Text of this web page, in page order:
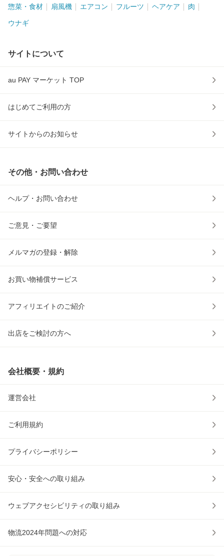
惣菜・食材 扇風機 エアコン フルーツ ヘアケア 肉
ウナギ
サイトについて
au PAY マーケット TOP
はじめてご利用の方
サイトからのお知らせ
その他・お問い合わせ
ヘルプ・お問い合わせ
ご意見・ご要望
メルマガの登録・解除
お買い物補償サービス
アフィリエイトのご紹介
出店をご検討の方へ
会社概要・規約
運営会社
ご利用規約
プライバシーポリシー
安心・安全への取り組み
ウェブアクセシビリティの取り組み
物流2024年問題への対応